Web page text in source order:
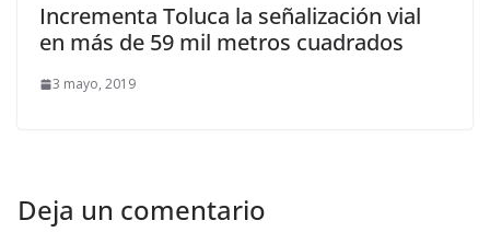
Incrementa Toluca la señalización vial
en más de 59 mil metros cuadrados
3 mayo, 2019
Deja un comentario